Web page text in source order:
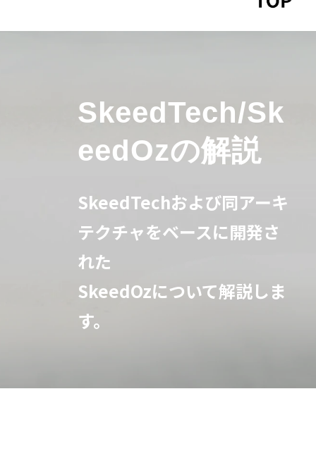
SkeedTech/Sk
eedOzの解説
SkeedTechおよび同アーキ
テクチャをベースに開発さ
れた
SkeedOzについて解説しま
す。